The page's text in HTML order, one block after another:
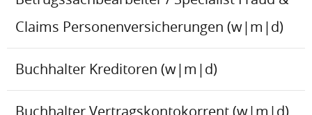
Claims Personenversicherungen (w|m|d)
Buchhalter Kreditoren (w|m|d)
Buchhalter Vertragskontokorrent (w|m|d)